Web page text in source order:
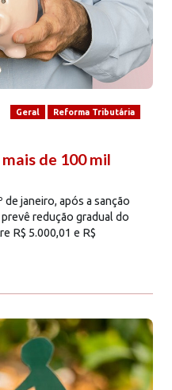
Geral Reforma Tributária
de 100 mil
de janeiro, após a sanção
redução gradual do
R$ 5.000,01 e R$